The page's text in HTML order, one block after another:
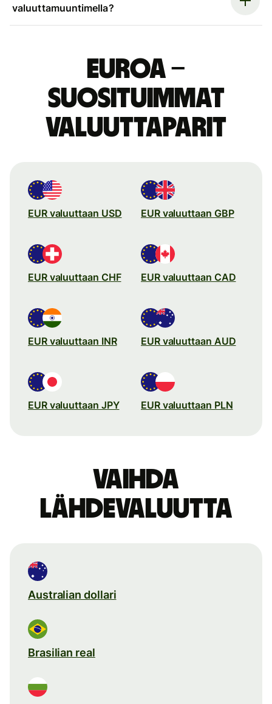
valuuttamuuntimella?
euroa –
suosituimmat
valuuttaparit
EUR valuuttaan USD EUR valuuttaan GBP
EUR valuuttaan CHF EUR valuuttaan CAD
EUR valuuttaan INR EUR valuuttaan AUD
EUR valuuttaan JPY EUR valuuttaan PLN
Vaihda
lähdevaluutta
Australian dollari
Brasilian real